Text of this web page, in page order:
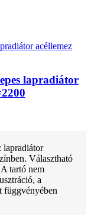
lapradiátor
Választható
tartó nem
a
függvényében